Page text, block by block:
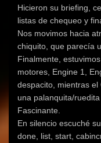
Hicieron su briefing,
listas de chequeo y
Nos movimos hacia
chiquito, que parecía
Finalmente,
motores, Engine 1,
despacito, mientras
una palanquita/
Fascinante.
En silencio escuché
done, list, start,